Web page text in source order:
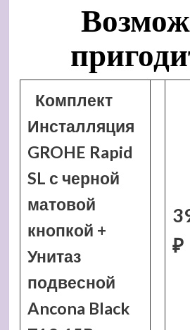
Комплект
Инсталляция
GROHE Rapid
SL с черной
матовой
кнопкой +
Унитаз
подвесной
Ancona Black
₽